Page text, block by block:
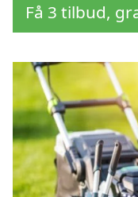
Få 3 tilbud,